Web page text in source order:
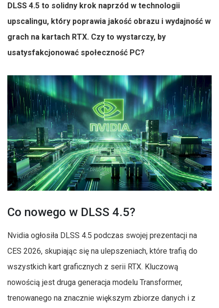
DLSS 4.5 to solidny krok naprzód w technologii
upscalingu, który poprawia jakość obrazu i wydajność w
grach na kartach RTX. Czy to wystarczy, by
usatysfakcjonować społeczność PC?
Co nowego w DLSS 4.5?
Nvidia ogłosiła DLSS 4.5 podczas swojej prezentacji na
CES 2026, skupiając się na ulepszeniach, które trafią do
wszystkich kart graficznych z serii RTX. Kluczową
nowością jest druga generacja modelu Transformer,
trenowanego na znacznie większym zbiorze danych i z